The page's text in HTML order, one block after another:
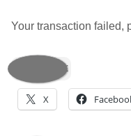
Your transaction failed,
SHARE
X